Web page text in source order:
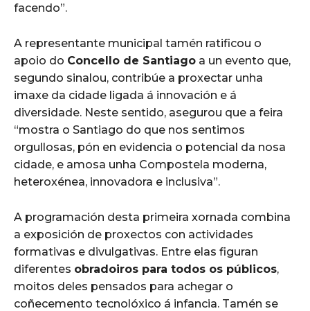
facendo”.
A representante municipal tamén ratificou o
apoio do Concello de Santiago a un evento que,
segundo sinalou, contribúe a proxectar unha
imaxe da cidade ligada á innovación e á
diversidade. Neste sentido, asegurou que a feira
“mostra o Santiago do que nos sentimos
orgullosas, pón en evidencia o potencial da nosa
cidade, e amosa unha Compostela moderna,
heteroxénea, innovadora e inclusiva”.
A programación desta primeira xornada combina
a exposición de proxectos con actividades
formativas e divulgativas. Entre elas figuran
diferentes obradoiros para todos os públicos,
moitos deles pensados para achegar o
coñecemento tecnolóxico á infancia. Tamén se